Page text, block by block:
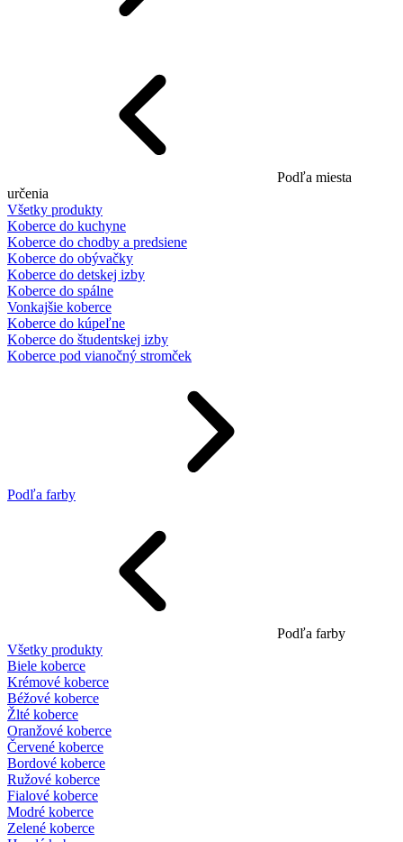
Podľa miesta
určenia
Všetky produkty
Koberce do kuchyne
Koberce do chodby a predsiene
Koberce do obývačky
Koberce do detskej izby
Koberce do spálne
Vonkajšie koberce
Koberce do kúpeľne
Koberce do študentskej izby
Koberce pod vianočný stromček
Podľa farby
Podľa farby
Všetky produkty
Biele koberce
Krémové koberce
Béžové koberce
Žlté koberce
Oranžové koberce
Červené koberce
Bordové koberce
Ružové koberce
Fialové koberce
Modré koberce
Zelené koberce